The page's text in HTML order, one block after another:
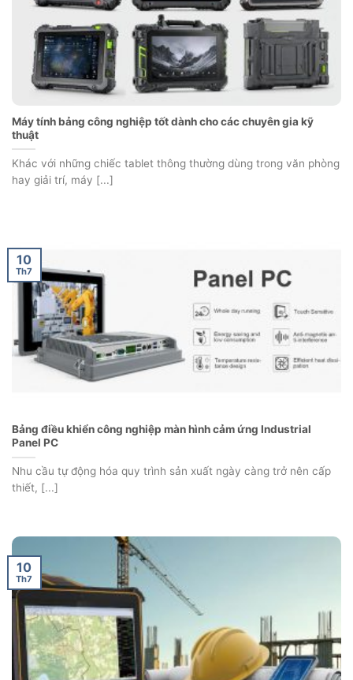
Máy tính bảng công nghiệp tốt dành cho các chuyên gia kỹ
thuật
Khác với những chiếc tablet thông thường dùng trong văn phòng
hay giải trí, máy [...]
Bảng điều khiển công nghiệp màn hình cảm ứng Industrial
Panel PC
Nhu cầu tự động hóa quy trình sản xuất ngày càng trở nên cấp
thiết, [...]
10
Th7
10
Th7